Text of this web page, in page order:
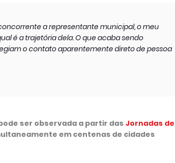
a representante municipal, o meu
é a trajetória dela. O que acaba sendo
o contato aparentemente direto de pessoa
ser observada a partir das Jornadas de
em centenas de cidades